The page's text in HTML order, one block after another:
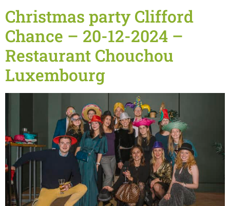
Christmas party Clifford
Chance – 20-12-2024 –
Restaurant Chouchou
Luxembourg